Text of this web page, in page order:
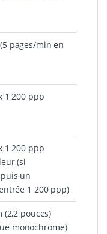
pages/min en
1 200 ppp
1 200 ppp
(si
un
1 200 ppp)
(2,2 pouces)
monochrome)